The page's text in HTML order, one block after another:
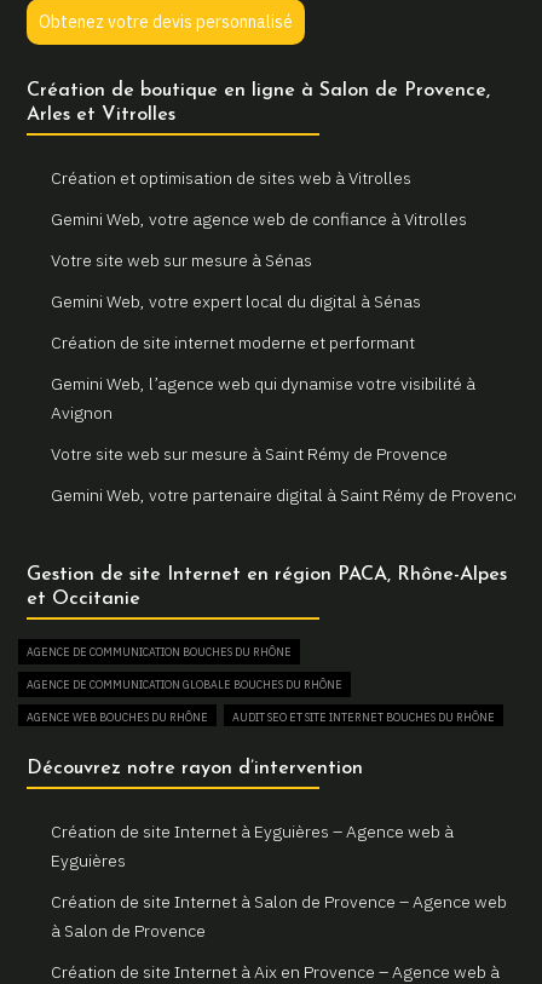
Obtenez votre devis personnalisé
Création de boutique en ligne à Salon de Provence,
Arles et Vitrolles
Création et optimisation de sites web à Vitrolles
Gemini Web, votre agence web de confiance à Vitrolles
Votre site web sur mesure à Sénas
Gemini Web, votre expert local du digital à Sénas
Création de site internet moderne et performant
Gemini Web, l’agence web qui dynamise votre visibilité à
Avignon
Votre site web sur mesure à Saint Rémy de Provence
Gemini Web, votre partenaire digital à Saint Rémy de Provence
Votre agence web locale Gemini Web à Arles
Création et refonte de sites internet à Martigues
Gemini Web, votre agence web à Martigues
Un site web sur mesure pour votre activité à Aix en Provence
Provence
Gestion de site Internet en région PACA, Rhône-Alpes
et Occitanie
AGENCE DE COMMUNICATION BOUCHES DU RHÔNE
AGENCE DE COMMUNICATION GLOBALE BOUCHES DU RHÔNE
AGENCE WEB BOUCHES DU RHÔNE AUDIT SEO ET SITE INTERNET BOUCHES DU RHÔNE
CRÉATEUR DE SITE WEB BOUCHES DU RHÔNE
Découvrez notre rayon d’intervention
Création de site Internet à Eyguières – Agence web à
Eyguières
Création de site Internet à Salon de Provence – Agence web
à Salon de Provence
Création de site Internet à Aix en Provence – Agence web à